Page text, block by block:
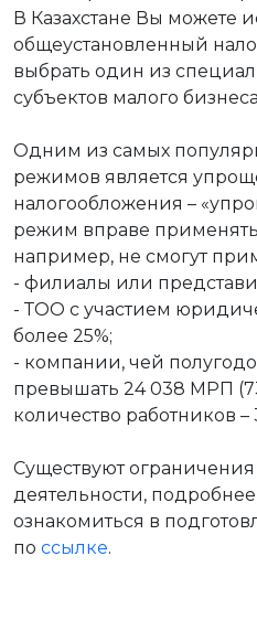
В Казахстане Вы можете
общеустановленный
выбрать один из
субъектов малого
Одним из самых
режимов является
налогообложения –
режим вправе
например, не смогут
- филиалы или
- ТОО с участием
более 25%;
- компании, чей
превышать 24 038 МРП
количество работников –
Существуют
деятельности,
ознакомиться в
по ссылке.